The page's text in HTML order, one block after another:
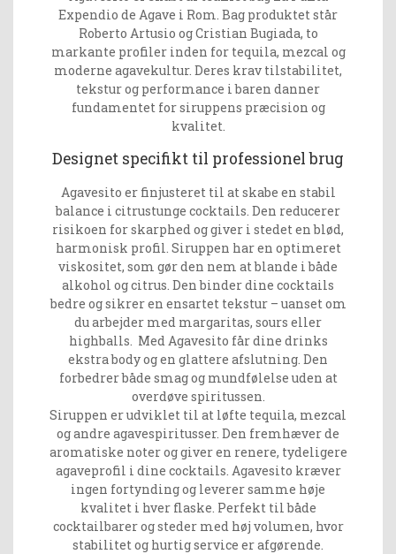
Expendio de Agave i Rom. Bag produktet står
Roberto Artusio og Cristian Bugiada, to
markante profiler inden for tequila, mezcal og
moderne agavekultur. Deres krav tilstabilitet,
tekstur og performance i baren danner
fundamentet for siruppens præcision og
kvalitet.
Designet specifikt til professionel brug
Agavesito er finjusteret til at skabe en stabil
balance i citrustunge cocktails. Den reducerer
risikoen for skarphed og giver i stedet en blød,
harmonisk profil. Siruppen har en optimeret
viskositet, som gør den nem at blande i både
alkohol og citrus. Den binder dine cocktails
bedre og sikrer en ensartet tekstur – uanset om
du arbejder med margaritas, sours eller
highballs. Med Agavesito får dine drinks
ekstra body og en glattere afslutning. Den
forbedrer både smag og mundfølelse uden at
overdøve spiritussen.
Siruppen er udviklet til at løfte tequila, mezcal
og andre agavespiritusser. Den fremhæver de
aromatiske noter og giver en renere, tydeligere
agaveprofil i dine cocktails. Agavesito kræver
ingen fortynding og leverer samme høje
kvalitet i hver flaske. Perfekt til både
cocktailbarer og steder med høj volumen, hvor
stabilitet og hurtig service er afgørende.